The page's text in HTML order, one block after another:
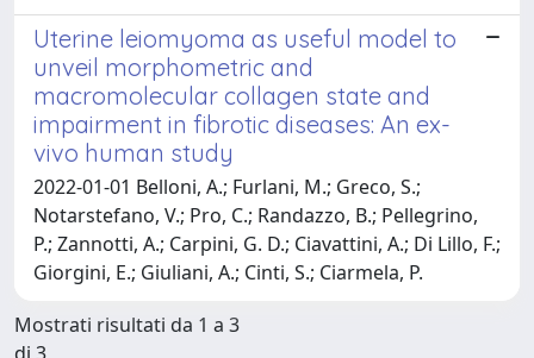
Uterine leiomyoma as useful model to
unveil morphometric and
macromolecular collagen state and
impairment in fibrotic diseases: An ex-
vivo human study
2022-01-01 Belloni, A.; Furlani, M.; Greco, S.;
Notarstefano, V.; Pro, C.; Randazzo, B.; Pellegrino,
P.; Zannotti, A.; Carpini, G. D.; Ciavattini, A.; Di Lillo, F.;
Giorgini, E.; Giuliani, A.; Cinti, S.; Ciarmela, P.
Mostrati risultati da 1 a 3
di 3